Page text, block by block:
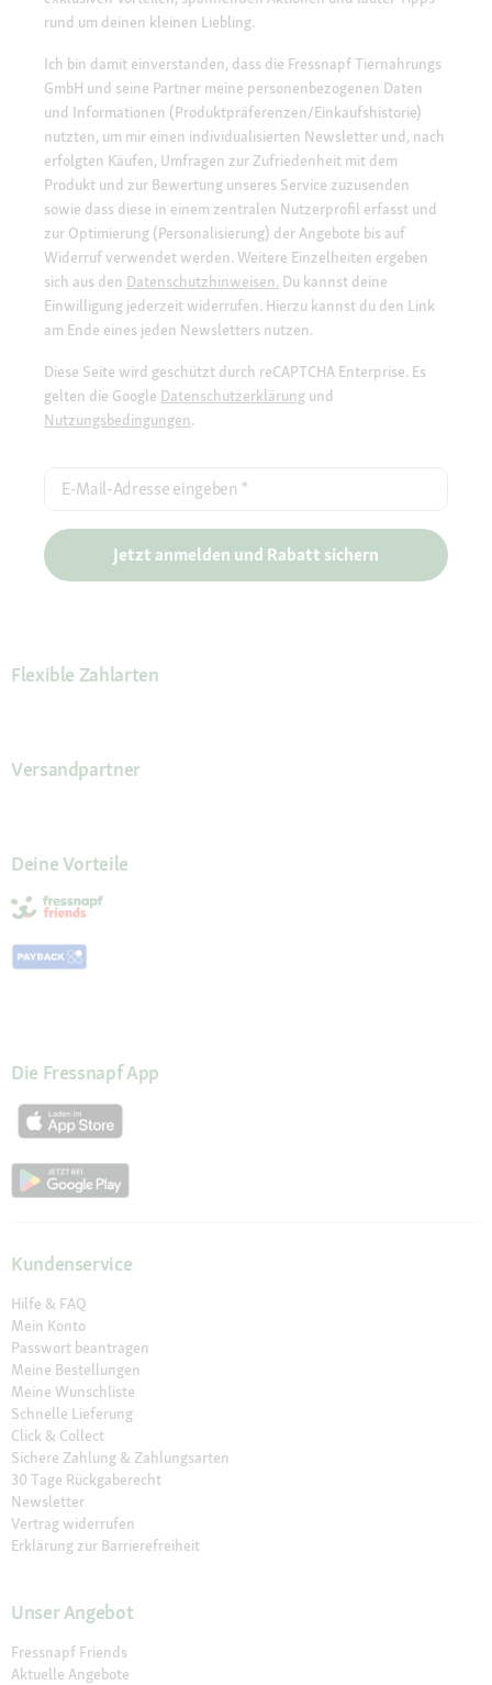
rund um deinen kleinen Liebling.
Ich bin damit einverstanden, dass die Fressnapf Tiernahrungs
GmbH und seine Partner meine personenbezogenen Daten
und Informationen (Produktpräferenzen/Einkaufshistorie)
nutzten, um mir einen individualisierten Newsletter und, nach
erfolgten Käufen, Umfragen zur Zufriedenheit mit dem
Produkt und zur Bewertung unseres Service zuzusenden
sowie dass diese in einem zentralen Nutzerprofil erfasst und
zur Optimierung (Personalisierung) der Angebote bis auf
Widerruf verwendet werden. Weitere Einzelheiten ergeben
sich aus den Datenschutzhinweisen. Du kannst deine
Einwilligung jederzeit widerrufen. Hierzu kannst du den Link
am Ende eines jeden Newsletters nutzen.
Diese Seite wird geschützt durch reCAPTCHA Enterprise. Es
gelten die Google Datenschutzerklärung und
Nutzungsbedingungen.
E-Mail-Adresse eingeben *
Jetzt anmelden und Rabatt sichern
Flexible Zahlarten
Versandpartner
Deine Vorteile
Die Fressnapf App
Kundenservice
Hilfe & FAQ
Mein Konto
Passwort beantragen
Meine Bestellungen
Meine Wunschliste
Schnelle Lieferung
Click & Collect
Sichere Zahlung & Zahlungsarten
30 Tage Rückgaberecht
Newsletter
Vertrag widerrufen
Erklärung zur Barrierefreiheit
Unser Angebot
Fressnapf Friends
Aktuelle Angebote